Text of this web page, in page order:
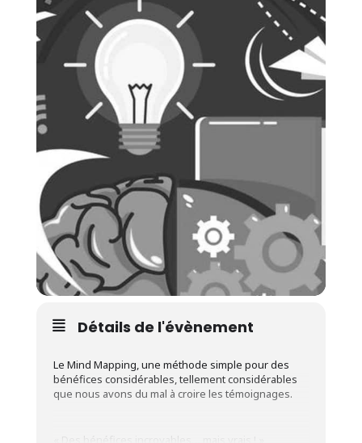
Détails de l'évènement
Le Mind Mapping, une méthode simple pour des
bénéfices considérables, tellement considérables
que nous avons du mal à croire les témoignages.